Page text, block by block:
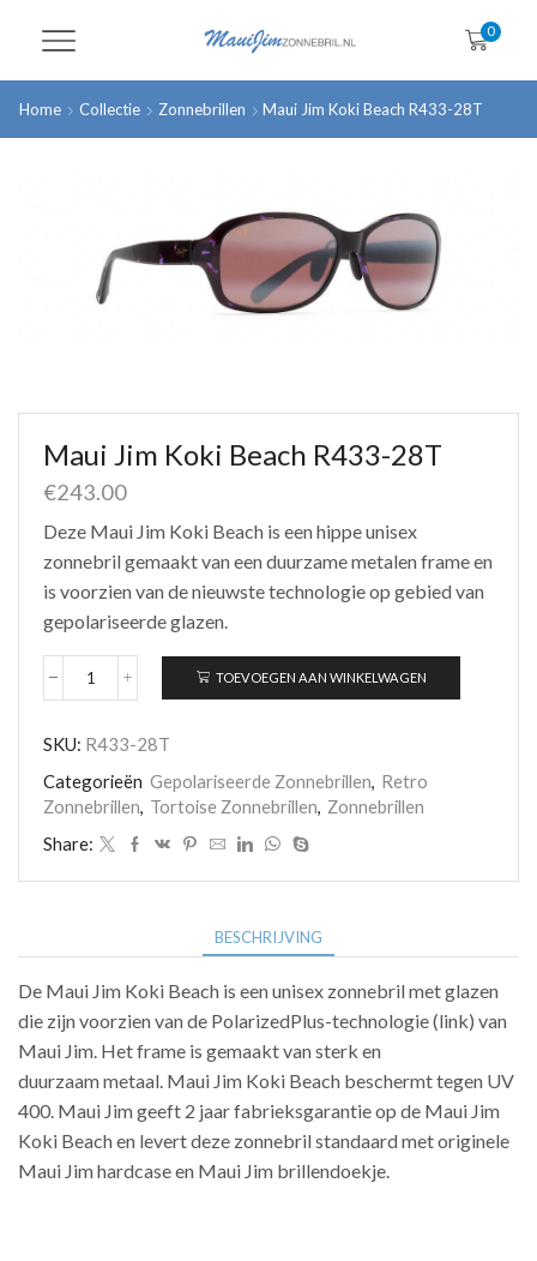
0
Home Collectie Zonnebrillen Maui Jim Koki Beach R433-28T
Maui Jim Koki Beach R433-28T
€243.00
Deze Maui Jim Koki Beach is een hippe unisex
zonnebril gemaakt van een duurzame metalen frame en
is voorzien van de nieuwste technologie op gebied van
gepolariseerde glazen.
Maui
Beach
R433-
28T
aantal
TOEVOEGEN AAN WINKELWAGEN
SKU: R433-28T
Categorieën Gepolariseerde Zonnebrillen, Retro
Zonnebrillen, Tortoise Zonnebrillen, Zonnebrillen
Share:
BESCHRIJVING
De Maui Jim Koki Beach is een unisex zonnebril met glazen
die zijn voorzien van de PolarizedPlus-technologie (link) van
Maui Jim. Het frame is gemaakt van sterk en
duurzaam metaal. Maui Jim Koki Beach beschermt tegen UV
400. Maui Jim geeft 2 jaar fabrieksgarantie op de Maui Jim
Koki Beach en levert deze zonnebril standaard met originele
Maui Jim hardcase en Maui Jim brillendoekje.